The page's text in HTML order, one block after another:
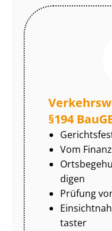
§194
Vom
di­gen
Prüfung
tas­ter